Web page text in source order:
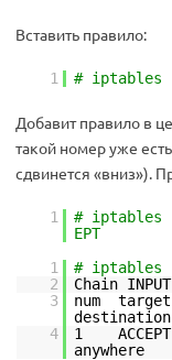
Вставить правило:
1 # iptables -I
Добавит правило в
такой номер уже
сдвинется «вниз»).
1
# iptables
EPT
1
# iptables
2
Chain
3
num
destination
4
1
anywhere